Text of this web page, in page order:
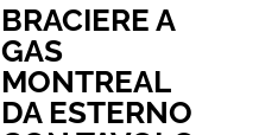
BRACIERE A
GAS
MONTREAL
DA ESTERNO